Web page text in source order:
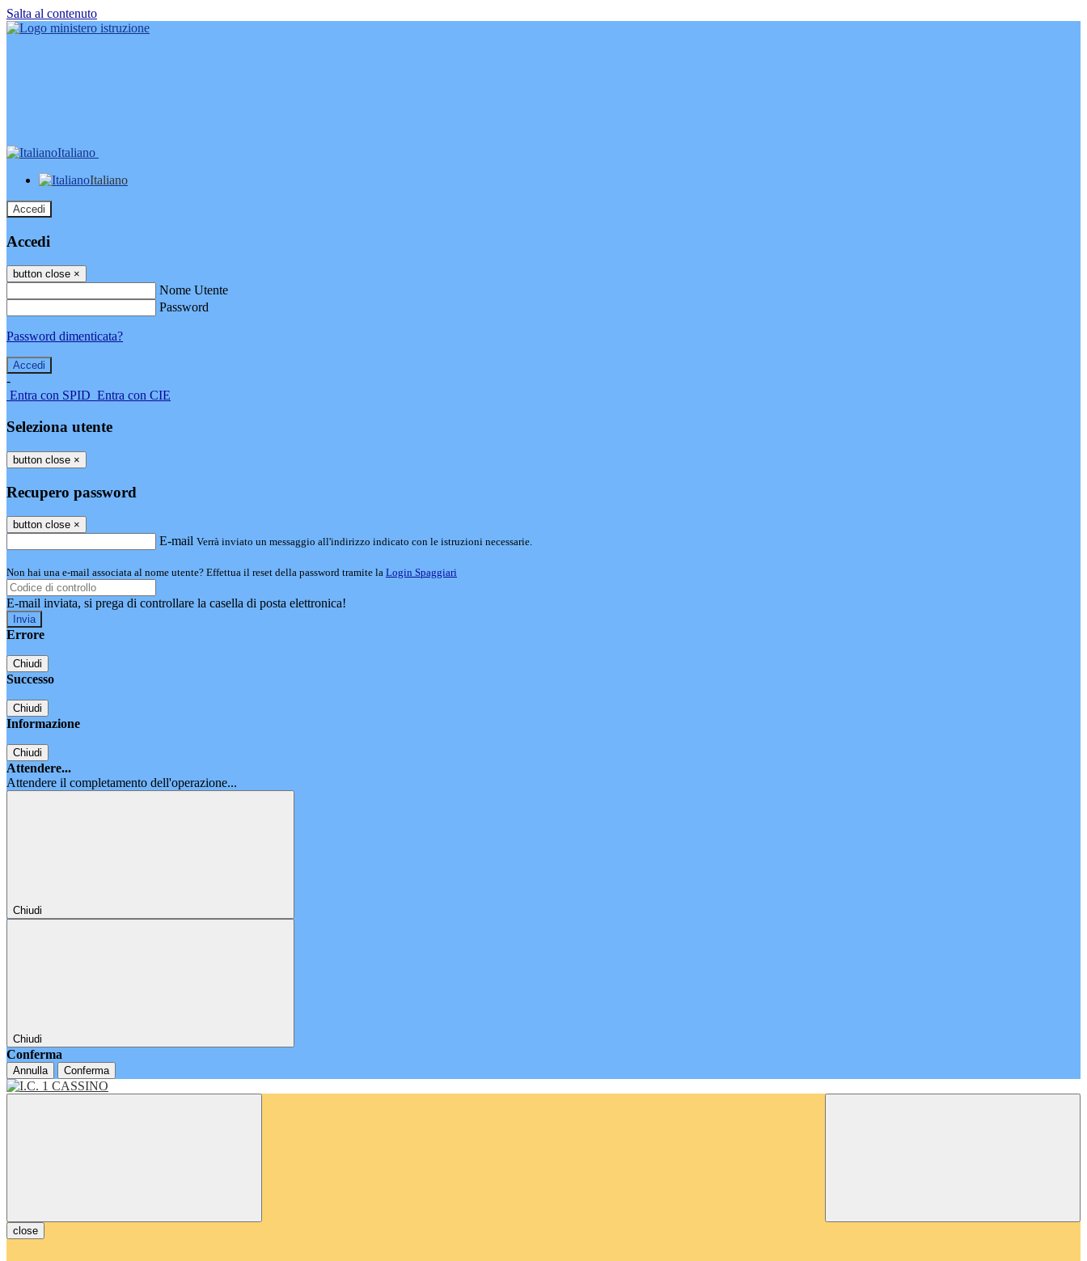
Salta al contenuto
Italiano
Italiano
Accedi
Accedi
button close ×
Nome Utente
Password
Password dimenticata?
-
Entra con SPID Entra con CIE
Seleziona utente
button close ×
Recupero password
button close ×
E-mail Verrà inviato un messaggio all'indirizzo indicato con le istruzioni necessarie.
Non hai una e-mail associata al nome utente? Effettua il reset della password tramite la Login Spaggiari
E-mail inviata, si prega di controllare la casella di posta elettronica!
Errore
Chiudi
Successo
Chiudi
Informazione
Chiudi
Attendere...
Attendere il completamento dell'operazione...
Chiudi
Chiudi
Conferma
Annulla Conferma
close